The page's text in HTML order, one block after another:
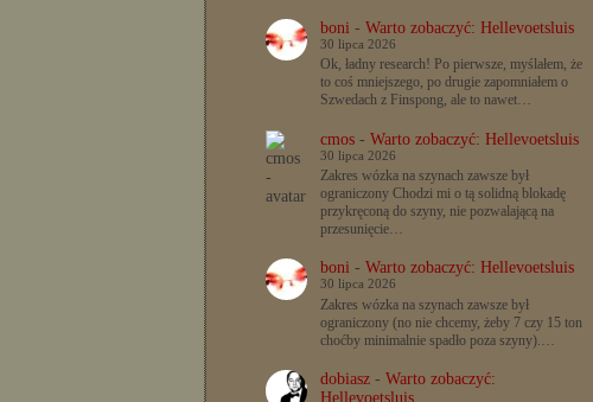
boni- Warto zobaczyć: Hellevoetsluis
30 lipca 2026
Ok, ładny research! Po pierwsze, myślałem, że
to coś mniejszego, po drugie zapomniałem o
Szwedach z Finspong, ale to nawet…
cmos- Warto zobaczyć: Hellevoetsluis
30 lipca 2026
Zakres wózka na szynach zawsze był
ograniczony Chodzi mi o tą solidną blokadę
przykręconą do szyny, nie pozwalającą na
przesunięcie…
boni- Warto zobaczyć: Hellevoetsluis
30 lipca 2026
Zakres wózka na szynach zawsze był
ograniczony (no nie chcemy, żeby 7 czy 15 ton
choćby minimalnie spadło poza szyny).…
dobiasz- Warto zobaczyć:
Hellevoetsluis